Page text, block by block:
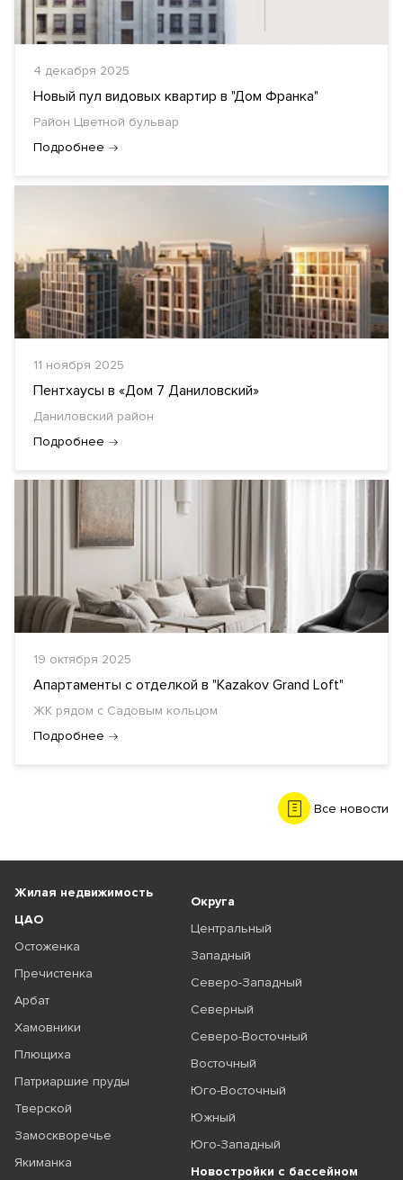
4 декабря 2025
Новый пул видовых квартир в "Дом Франка"
Район Цветной бульвар
Подробнее
11 ноября 2025
Пентхаусы в «Дом 7 Даниловский»
Даниловский район
Подробнее
19 октября 2025
Апартаменты с отделкой в "Kazakov Grand Loft"
ЖК рядом с Садовым кольцом
Подробнее
Все новости
Жилая недвижимость
ЦАО
Остоженка
Пречистенка
Арбат
Хамовники
Плющиха
Патриаршие пруды
Тверской
Замоскворечье
Якиманка
Округа
Центральный
Западный
Северо-Западный
Северный
Северо-Восточный
Восточный
Юго-Восточный
Южный
Юго-Западный
Новостройки с бассейном